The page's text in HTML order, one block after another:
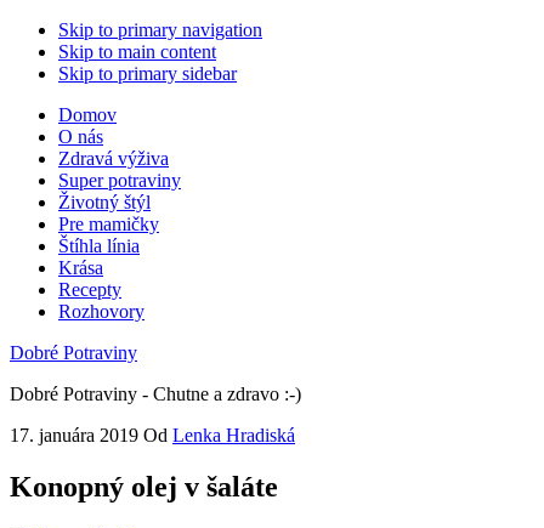
Skip to primary navigation
Skip to main content
Skip to primary sidebar
Domov
O nás
Zdravá výživa
Super potraviny
Životný štýl
Pre mamičky
Štíhla línia
Krása
Recepty
Rozhovory
Dobré Potraviny
Dobré Potraviny - Chutne a zdravo :-)
17. januára 2019 Od Lenka Hradiská
Konopný olej v šaláte